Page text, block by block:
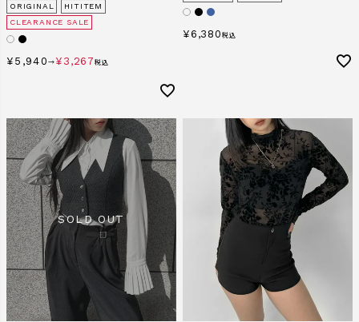
ORIGINAL
HITITEM
CLEARANCE SALE
¥ 5,940 → ¥ 3,267 税込
¥ 6,380 税込